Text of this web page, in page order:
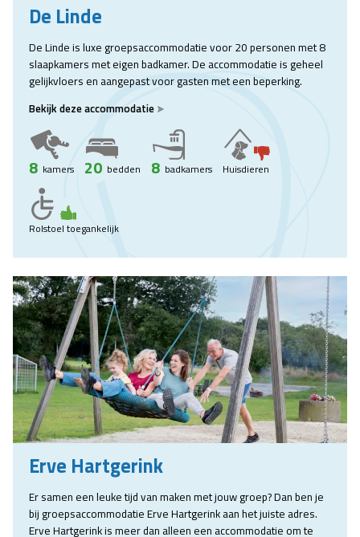
De Linde
De Linde is luxe groepsaccommodatie voor 20 personen met 8
slaapkamers met eigen badkamer. De accommodatie is geheel
gelijkvloers en aangepast voor gasten met een beperking.
Bekijk deze accommodatie
8 kamers 20 bedden 8 badkamers Huisdieren
Rolstoel toegankelijk
Erve Hartgerink
Er samen een leuke tijd van maken met jouw groep? Dan ben je
bij groepsaccommodatie Erve Hartgerink aan het juiste adres.
Erve Hartgerink is meer dan alleen een accommodatie om te